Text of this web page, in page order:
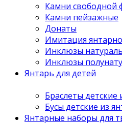
Камни свободной
Камни пейзажные
Донаты
Имитация
Инклюзы
Инклюзы
Янтарь для детей
Браслеты детские
Бусы детские из
Янтарные наборы для